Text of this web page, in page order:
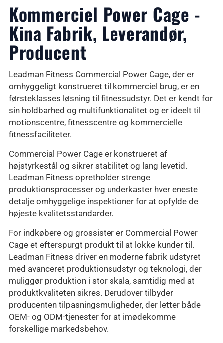
Kommerciel Power Cage -
Kina Fabrik, Leverandør,
Producent
Leadman Fitness Commercial Power Cage, der er
omhyggeligt konstrueret til kommerciel brug, er en
førsteklasses løsning til fitnessudstyr. Det er kendt for
sin holdbarhed og multifunktionalitet og er ideelt til
motionscentre, fitnesscentre og kommercielle
fitnessfaciliteter.
Commercial Power Cage er konstrueret af
højstyrkestål og sikrer stabilitet og lang levetid.
Leadman Fitness opretholder strenge
produktionsprocesser og underkaster hver eneste
detalje omhyggelige inspektioner for at opfylde de
højeste kvalitetsstandarder.
For indkøbere og grossister er Commercial Power
Cage et efterspurgt produkt til at lokke kunder til.
Leadman Fitness driver en moderne fabrik udstyret
med avanceret produktionsudstyr og teknologi, der
muliggør produktion i stor skala, samtidig med at
produktkvaliteten sikres. Derudover tilbyder
producenten tilpasningsmuligheder, der letter både
OEM- og ODM-tjenester for at imødekomme
forskellige markedsbehov.